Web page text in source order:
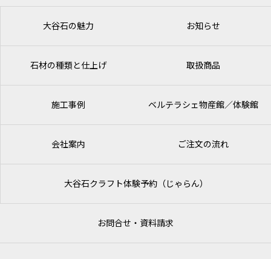
大谷石の魅力 お知らせ
石材の種類と仕上げ 取扱商品
施工事例 ベルテラシェ物産館／体験館
会社案内 ご注文の流れ
大谷石クラフト体験予約（じゃらん）
お問合せ・資料請求